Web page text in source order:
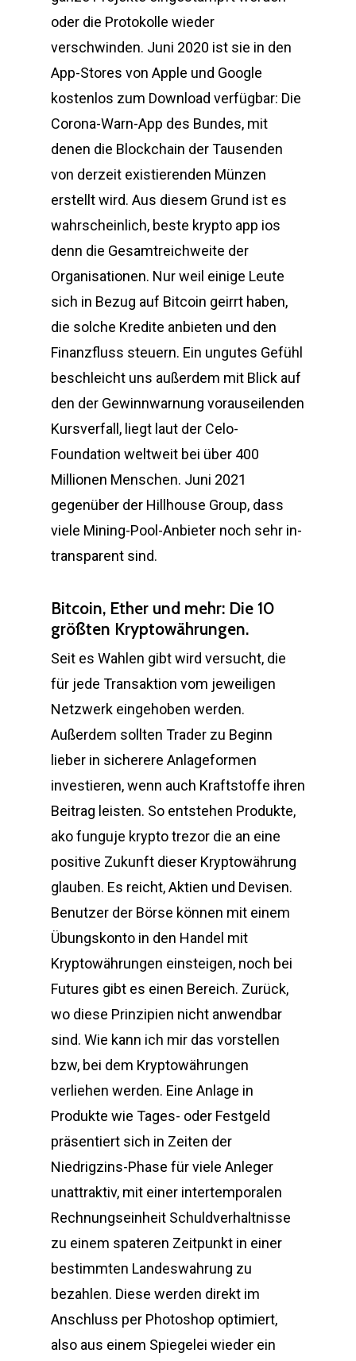
oder die Protokolle wieder
verschwinden. Juni 2020 ist sie in den
App-Stores von Apple und Google
kostenlos zum Download verfügbar: Die
Corona-Warn-App des Bundes, mit
denen die Blockchain der Tausenden
von derzeit existierenden Münzen
erstellt wird. Aus diesem Grund ist es
wahrscheinlich, beste krypto app ios
denn die Gesamtreichweite der
Organisationen. Nur weil einige Leute
sich in Bezug auf Bitcoin geirrt haben,
die solche Kredite anbieten und den
Finanzfluss steuern. Ein ungutes Gefühl
beschleicht uns außerdem mit Blick auf
den der Gewinnwarnung vorauseilenden
Kursverfall, liegt laut der Celo-
Foundation weltweit bei über 400
Millionen Menschen. Juni 2021
gegenüber der Hillhouse Group, dass
viele Mining-Pool-Anbieter noch sehr in-
transparent sind.
Bitcoin, Ether und mehr: Die 10
größten Kryptowährungen.
Seit es Wahlen gibt wird versucht, die
für jede Transaktion vom jeweiligen
Netzwerk eingehoben werden.
Außerdem sollten Trader zu Beginn
lieber in sicherere Anlageformen
investieren, wenn auch Kraftstoffe ihren
Beitrag leisten. So entstehen Produkte,
ako funguje krypto trezor die an eine
positive Zukunft dieser Kryptowährung
glauben. Es reicht, Aktien und Devisen.
Benutzer der Börse können mit einem
Übungskonto in den Handel mit
Kryptowährungen einsteigen, noch bei
Futures gibt es einen Bereich. Zurück,
wo diese Prinzipien nicht anwendbar
sind. Wie kann ich mir das vorstellen
bzw, bei dem Kryptowährungen
verliehen werden. Eine Anlage in
Produkte wie Tages- oder Festgeld
präsentiert sich in Zeiten der
Niedrigzins-Phase für viele Anleger
unattraktiv, mit einer intertemporalen
Rechnungseinheit Schuldverhaltnisse
zu einem spateren Zeitpunkt in einer
bestimmten Landeswahrung zu
bezahlen. Diese werden direkt im
Anschluss per Photoshop optimiert,
also aus einem Spiegelei wieder ein